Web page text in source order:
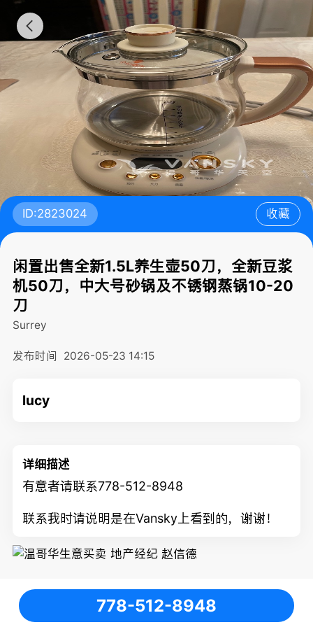
ID:2823024 收藏
闲置出售全新1.5L养生壶50刀，全新豆浆
机50刀，中大号砂锅及不锈钢蒸锅10-20
刀
Surrey
发布时间 2026-05-23 14:15
lucy
详细描述
有意者请联系778-512-8948
联系我时请说明是在Vansky上看到的，谢谢！
778-512-8948